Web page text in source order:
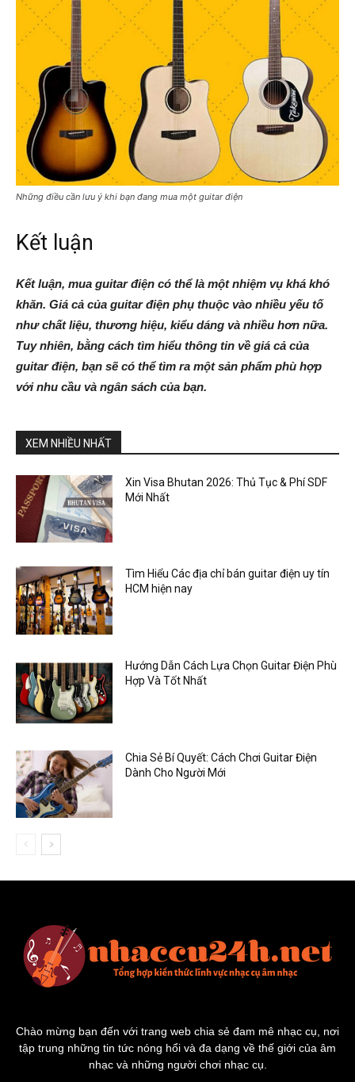
Những điều cần lưu ý khi bạn đang mua một guitar điện
Kết luận
Kết luận, mua guitar điện có thể là một nhiệm vụ khá khó
khăn. Giá cả của guitar điện phụ thuộc vào nhiều yếu tố
như chất liệu, thương hiệu, kiểu dáng và nhiều hơn nữa.
Tuy nhiên, bằng cách tìm hiểu thông tin về giá cả của
guitar điện, bạn sẽ có thể tìm ra một sản phẩm phù hợp
với nhu cầu và ngân sách của bạn.
XEM NHIỀU NHẤT
Xin Visa Bhutan 2026: Thủ Tục & Phí SDF
Mới Nhất
Tìm Hiểu Các địa chỉ bán guitar điện uy tín
HCM hiện nay
Hướng Dẫn Cách Lựa Chọn Guitar Điện Phù
Hợp Và Tốt Nhất
Chia Sẻ Bí Quyết: Cách Chơi Guitar Điện
Dành Cho Người Mới
Chào mừng bạn đến với trang web chia sẻ đam mê nhạc cụ, nơi
tập trung những tin tức nóng hổi và đa dạng về thế giới của âm
nhạc và những người chơi nhạc cụ.